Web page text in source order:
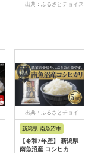
出典：ふるさとチョイス
出典：ふるさとチョイ
ス
新潟県 南魚沼市
【令和7年産】 新潟県
南魚沼産 コシヒカリ